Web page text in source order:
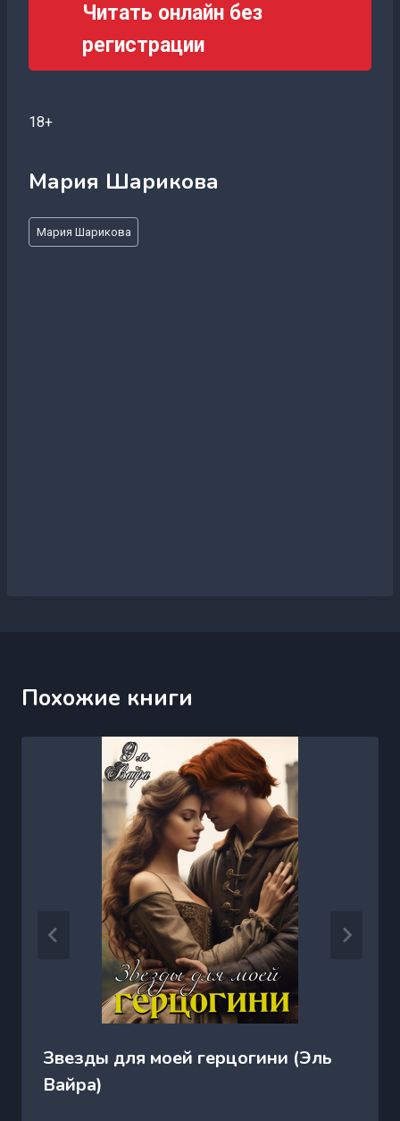
Читать онлайн без
регистрации
18+
Мария Шарикова
Метки
записи:
Мария Шарикова
Похожие книги
Звезды для моей герцогини (Эль
Вайра)